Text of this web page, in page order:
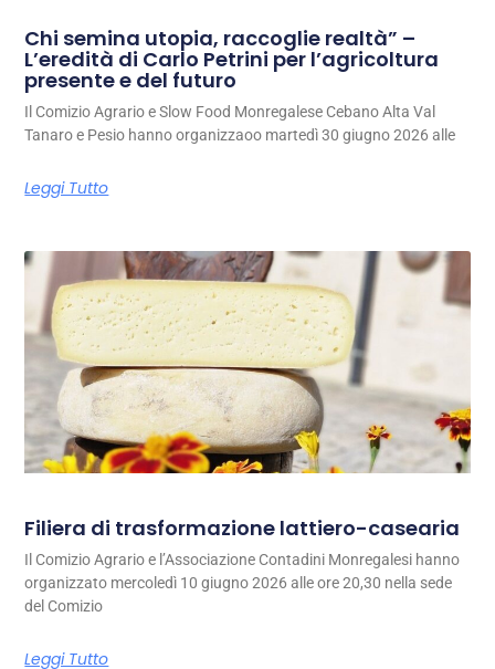
Chi semina utopia, raccoglie realtà” –
L’eredità di Carlo Petrini per l’agricoltura
presente e del futuro
Il Comizio Agrario e Slow Food Monregalese Cebano Alta Val
Tanaro e Pesio hanno organizzaoo martedì 30 giugno 2026 alle
Leggi Tutto
Filiera di trasformazione lattiero-casearia
Il Comizio Agrario e l’Associazione Contadini Monregalesi hanno
organizzato mercoledì 10 giugno 2026 alle ore 20,30 nella sede
del Comizio
Leggi Tutto